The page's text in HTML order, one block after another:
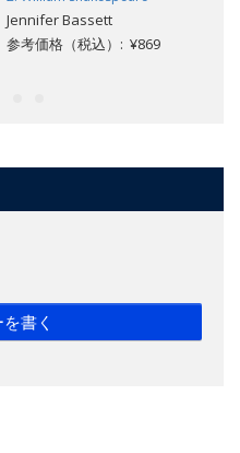
Jennifer Bassett
参考価格（税込）: ¥869
書く